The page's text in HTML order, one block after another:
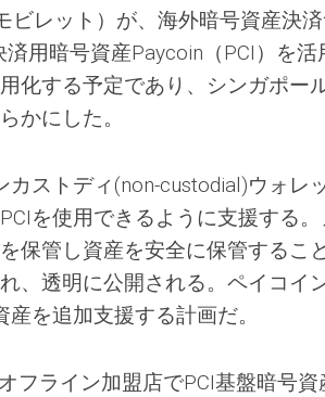
レット）が、海外暗号資産決
用暗号資産Paycoin（PCI）を活
化する予定であり、シンガポー
かにした。
ストディ(non-custodial)ウォレ
を使用できるように支援する。
保管し資産を安全に保管するこ
、透明に公開される。ペイコイ
を追加支援する計画だ。
フライン加盟店でPCI基盤暗号資